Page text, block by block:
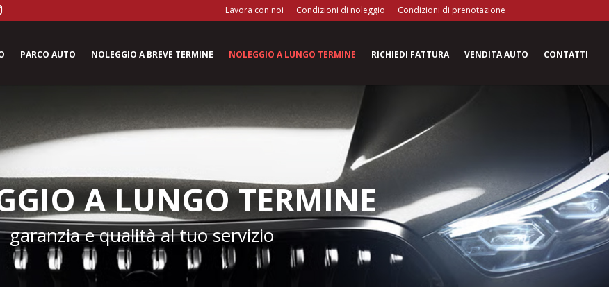
Lavora con noi Condizioni di noleggio Condizioni di prenotazione
Parco auto Noleggio a breve termine Noleggio a lungo termine Richiedi fattura Vendita auto Contatti
A LUNGO TERMINE
garanzia e qualità al tuo servizio